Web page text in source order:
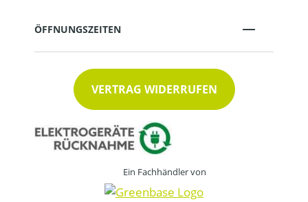
ÖFFNUNGSZEITEN
VERTRAG WIDERRUFEN
Ein Fachhändler von